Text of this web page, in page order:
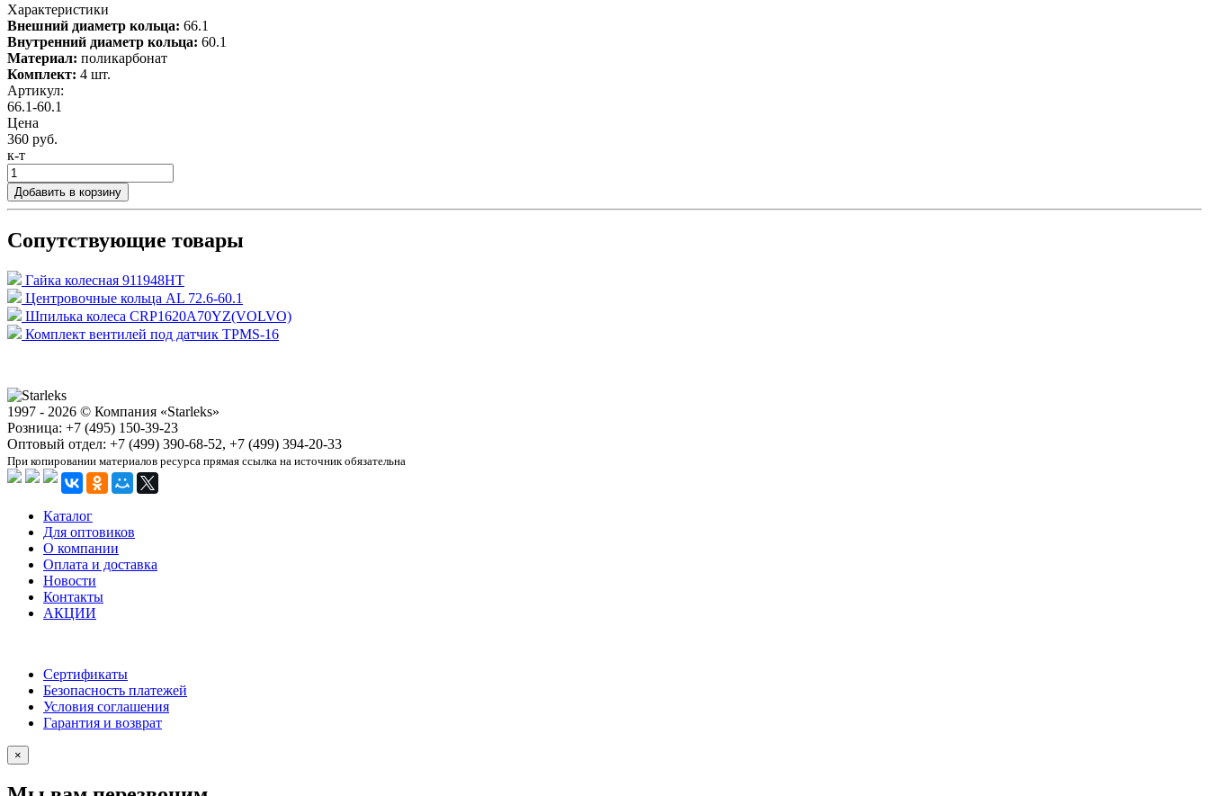
Характеристики
Внешний диаметр кольца: 66.1
Внутренний диаметр кольца: 60.1
Материал: поликарбонат
Комплект: 4 шт.
Артикул:
66.1-60.1
Цена
360 руб.
к-т
Добавить в корзину
Сопутствующие товары
Гайка колесная 911948HT
Центровочные кольца AL 72.6-60.1
Шпилька колеса CRP1620A70YZ(VOLVO)
Комплект вентилей под датчик TPMS-16
1997 - 2026 © Компания «Starleks»
Розница: +7 (495) 150-39-23
Оптовый отдел: +7 (499) 390-68-52, +7 (499) 394-20-33
При копировании материалов ресурса прямая ссылка на источник обязательна
Каталог
Для оптовиков
О компании
Оплата и доставка
Новости
Контакты
АКЦИИ
Сертификаты
Безопасность платежей
Условия соглашения
Гарантия и возврат
×